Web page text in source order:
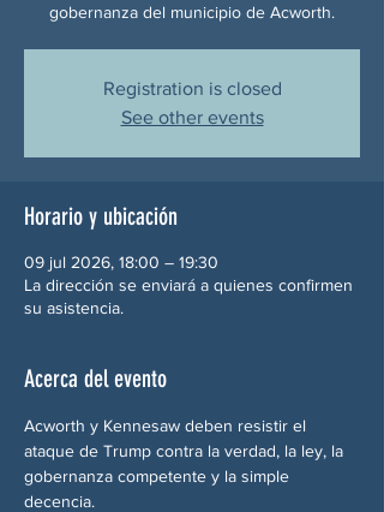
gobernanza del municipio de Acworth.
Registration is closed
See other events
Horario y ubicación
09 jul 2026, 18:00 – 19:30
La dirección se enviará a quienes confirmen
su asistencia.
Acerca del evento
Acworth y Kennesaw deben resistir el
ataque de Trump contra la verdad, la ley, la
gobernanza competente y la simple
decencia.